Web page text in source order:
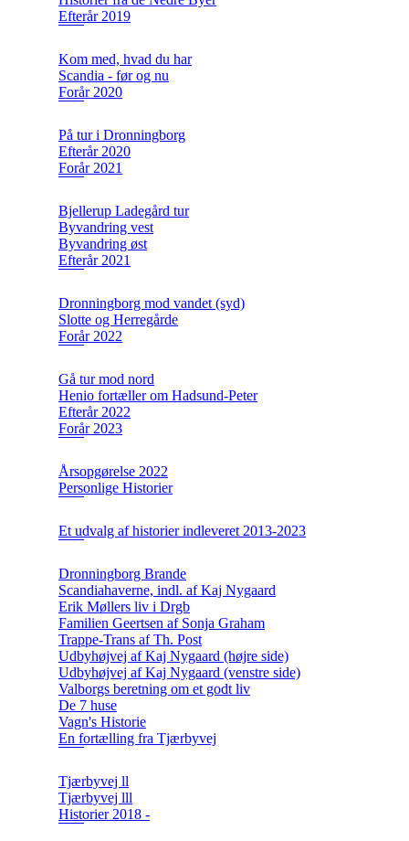
Efterår 2019
Kom med, hvad du har
Scandia - før og nu
Forår 2020
På tur i Dronningborg
Efterår 2020
Forår 2021
Bjellerup Ladegård tur
Byvandring vest
Byvandring øst
Efterår 2021
Dronningborg mod vandet (syd)
Slotte og Herregårde
Forår 2022
Gå tur mod nord
Henio fortæller om Hadsund-Peter
Efterår 2022
Forår 2023
Årsopgørelse 2022
Personlige Historier
Et udvalg af historier indleveret 2013-2023
Dronningborg Brande
Scandiahaverne, indl. af Kaj Nygaard
Erik Møllers liv i Drgb
Familien Geertsen af Sonja Graham
Trappe-Trans af Th. Post
Udbyhøjvej af Kaj Nygaard (højre side)
Udbyhøjvej af Kaj Nygaard (venstre side)
Valborgs beretning om et godt liv
De 7 huse
Vagn's Historie
En fortælling fra Tjærbyvej
Tjærbyvej ll
Tjærbyvej lll
Historier 2018 -